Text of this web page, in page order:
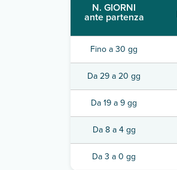
N. GIORNI
ante partenza
Fino a 30 gg
Da 29 a 20 gg
Da 19 a 9 gg
Da 8 a 4 gg
Da 3 a 0 gg